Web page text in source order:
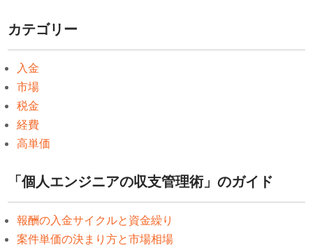
カテゴリー
入金
市場
税金
経費
高単価
「個人エンジニアの収支管理術」のガイド
報酬の入金サイクルと資金繰り
案件単価の決まり方と市場相場